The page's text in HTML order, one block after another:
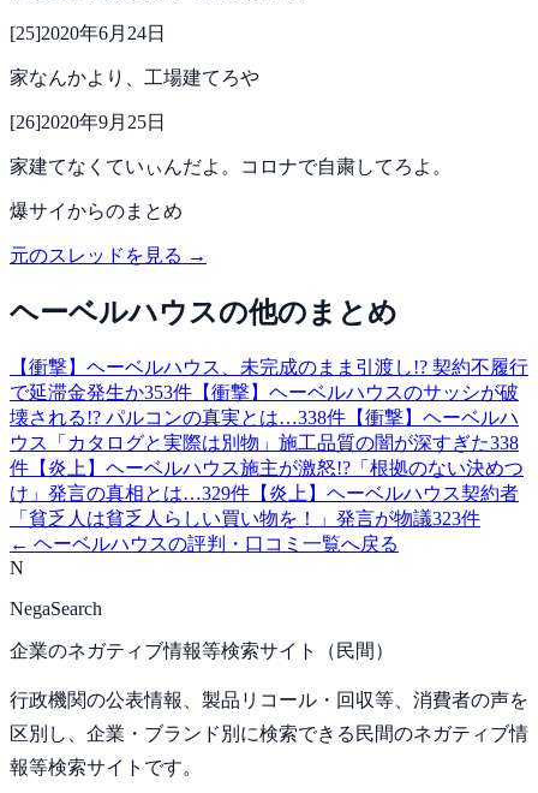
[25]2020年6月24日
家なんかより、工場建てろや
[26]2020年9月25日
家建てなくていぃんだよ。コロナで自粛してろよ。
爆サイからのまとめ
元のスレッドを見る →
ヘーベルハウスの他のまとめ
【衝撃】ヘーベルハウス、未完成のまま引渡し!? 契約不履行
で延滞金発生か353件 【衝撃】ヘーベルハウスのサッシが破
壊される!? パルコンの真実とは…338件 【衝撃】ヘーベルハ
ウス「カタログと実際は別物」施工品質の闇が深すぎた338
件 【炎上】ヘーベルハウス施主が激怒!?「根拠のない決めつ
け」発言の真相とは…329件 【炎上】ヘーベルハウス契約者
「貧乏人は貧乏人らしい買い物を！」発言が物議323件
← ヘーベルハウスの評判・口コミ一覧へ戻る
N
NegaSearch
企業のネガティブ情報等検索サイト（民間）
行政機関の公表情報、製品リコール・回収等、消費者の声を
区別し、企業・ブランド別に検索できる民間のネガティブ情
報等検索サイトです。